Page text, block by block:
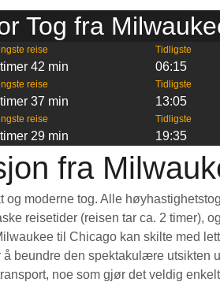
Tog fra
reise
42 min
Tidligste
06:15
reise
37 min
Tidligste
13:05
reise
29 min
Tidligste
19:35
fra
moderne tog. Alle
reisetider (reisen tar ca. 2 timer),
til Chicago kan skilte med
beundre den spektakulære
noe som gjør det veldig